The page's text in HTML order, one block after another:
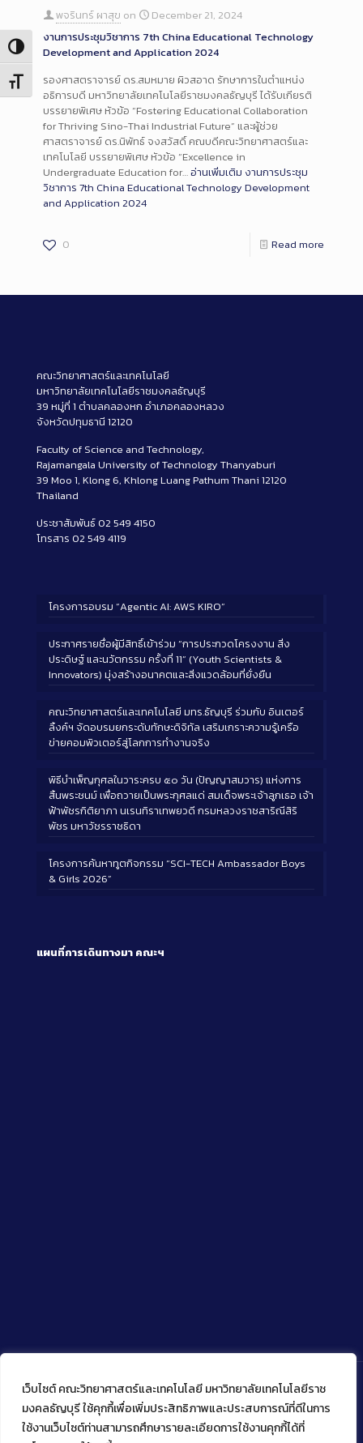
เว็บไซต์ คณะวิทยาศาสตร์และเทคโนโลยี มหาวิทยาลัยเทคโนโลยีราช
มงคลธัญบุรี ใช้คุกกี้เพื่อเพิ่มประสิทธิภาพและประสบการณ์ที่ดีในการ
ใช้งานเว็บไซต์ท่านสามารถศึกษารายละเอียดการใช้งานคุกกี้ได้ที่
Toggle High Contrast
Toggle Font size
พจรินทร์ ผาสุข on
December 21, 2024
งานการประชุมวิชาการ 7th China Educational Technology
Development and Application 2024
รองศาสตราจารย์ ดร.สมหมาย ผิวสอาด รักษาการในตำแหน่ง
อธิการบดี มหาวิทยาลัยเทคโนโลยีราชมงคลธัญบุรี ได้รับเกียรติ
บรรยายพิเศษ หัวข้อ “Fostering Educational Collaboration
for Thriving Sino-Thai Industrial Future” และผู้ช่วย
ศาสตราจารย์ ดร.นิพัทธ์ จงสวัสดิ์ คณบดีคณะวิทยาศาสตร์และ
เทคโนโลยี บรรยายพิเศษ หัวข้อ “Excellence in
Undergraduate Education for…อ่านเพิ่มเติม งานการประชุม
วิชาการ 7th China Educational Technology Development
and Application 2024
0 Read more
คณะวิทยาศาสตร์และเทคโนโลยี
มหาวิทยาลัยเทคโนโลยีราชมงคลธัญบุรี
39 หมู่ที่ 1 ตำบลคลองหก อำเภอคลองหลวง
จังหวัดปทุมธานี 12120
Faculty of Science and Technology,
Rajamangala University of Technology Thanyaburi
39 Moo 1, Klong 6, Khlong Luang Pathum Thani 12120
Thailand
ประชาสัมพันธ์ 02 549 4150
โทรสาร 02 549 4119
โครงการอบรม “Agentic AI: AWS KIRO”
ประกาศรายชื่อผู้มีสิทธิ์เข้าร่วม “การประกวดโครงงาน สิ่ง
ประดิษฐ์ และนวัตกรรม ครั้งที่ 11” (Youth Scientists &
Innovators) มุ่งสร้างอนาคตและสิ่งแวดล้อมที่ยั่งยืน
คณะวิทยาศาสตร์และเทคโนโลยี มทร.ธัญบุรี ร่วมกับ อินเตอร์
ลิ้งค์ฯ จัดอบรมยกระดับทักษะดิจิทัล เสริมเกราะความรู้เครือ
ข่ายคอมพิวเตอร์สู่โลกการทำงานจริง
พิธีบำเพ็ญกุศลในวาระครบ ๕๐ วัน (ปัญญาสมวาร) แห่งการ
สิ้นพระชนม์ เพื่อถวายเป็นพระกุศลแด่ สมเด็จพระเจ้าลูกเธอ เจ้า
ฟ้าพัชรกิติยาภา นเรนทิราเทพยวดี กรมหลวงราชสาริณีสิริ
พัชร มหาวัชรราชธิดา
โครงการค้นหาทูตกิจกรรม “SCI-TECH Ambassador Boys
& Girls 2026”
แผนที่การเดินทางมา คณะฯ
Copyright © 2022 คณะวิทยาศาสตร์และเทคโนโลยี มหาวิทยาลัย